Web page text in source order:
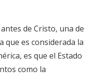
de Cristo, una de
que es considerada la
es que el Estado
como la